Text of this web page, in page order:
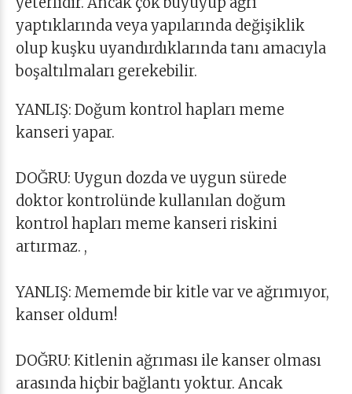
yaptıklarında veya yapılarında değişiklik
olup kuşku uyandırdıklarında tanı amacıyla
boşaltılmaları gerekebilir.
YANLIŞ: Doğum kontrol hapları meme
kanseri yapar.
DOĞRU: Uygun dozda ve uygun sürede
doktor kontrolünde kullanılan doğum
kontrol hapları meme kanseri riskini
artırmaz. ,
YANLIŞ: Mememde bir kitle var ve ağrımıyor,
kanser oldum!
DOĞRU: Kitlenin ağrıması ile kanser olması
arasında hiçbir bağlantı yoktur. Ancak